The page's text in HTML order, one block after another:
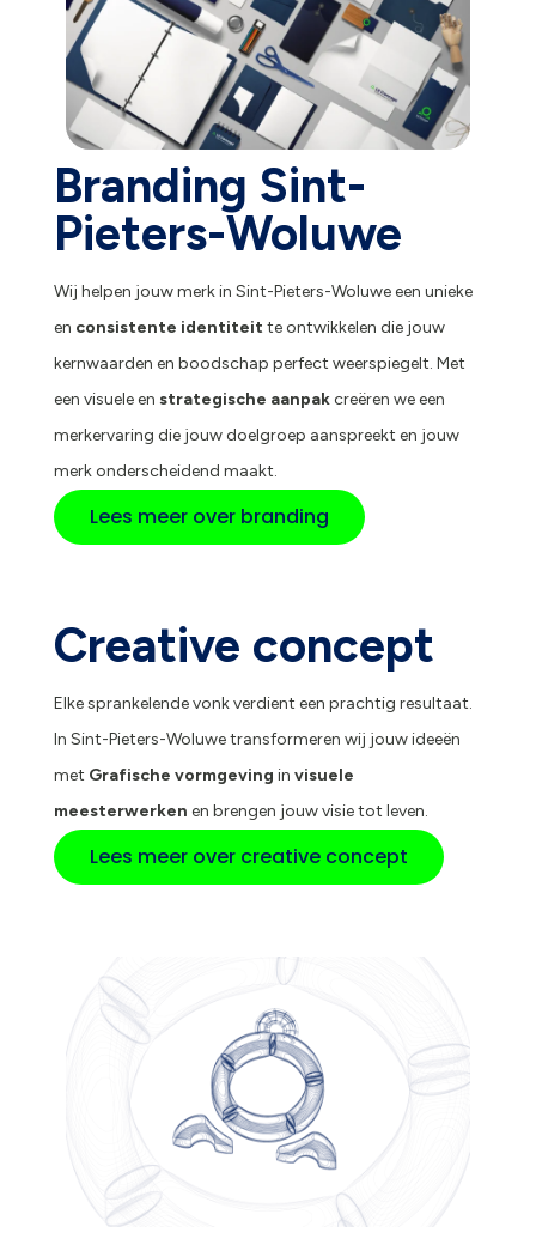
Branding Sint-
Pieters-Woluwe
Wij helpen jouw merk in Sint-Pieters-Woluwe een unieke
en consistente identiteitte ontwikkelen die jouw
kernwaarden en boodschap perfect weerspiegelt. Met
een visuele en strategische aanpakcreëren we een
merkervaring die jouw doelgroep aanspreekt en jouw
merk onderscheidend maakt.
Lees meer over branding
Creative concept
Elke sprankelende vonk verdient een prachtig resultaat.
In Sint-Pieters-Woluwe transformeren wij jouw ideeën
met Grafische vormgeving in visuele
meesterwerken en brengen jouw visie tot leven.
Lees meer over creative concept